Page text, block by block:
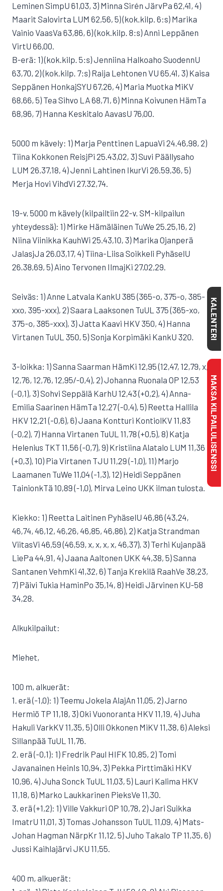
Leminen SimpU 61,03, 3) Minna Sirén JärvPa 62,41, 4)
Maarit Salovirta LUM 62,56, 5) (kok.kilp. 6:s) Marika
Vainio VaasVa 63,86, 6) (kok.kilp. 8:s) Anni Leppänen
VirtU 66,00.
B-erä: 1) (kok.kilp. 5:s) Jenniina Halkoaho SuodennU
63,70, 2) (kok.kilp. 7:s) Raija Lehtonen VU 65,41, 3) Kaisa
Seppänen HonkajSYU 67,26, 4) Maria Muotka MiKV
68,66, 5) Tea Sihvo LA 68,71, 6) Minna Koivunen HämTa
68,96, 7) Hanna Keskitalo AavasU 76,00.
5000 m kävely: 1) Marja Penttinen LapuaVi 24.46,98, 2)
Tiina Kokkonen ReisjPi 25.43,02, 3) Suvi Päällysaho
LUM 26.37,18, 4) Jenni Lahtinen IkurVi 26.59,36, 5)
Merja Hovi VihdVi 27.32,74.
19-v. 5000 m kävely (kilpailtiin 22-v. SM-kilpailun
yhteydessä): 1) Mirke Hämäläinen TuWe 25.25,16, 2)
Niina Viinikka KauhWi 25.43,10, 3) Marika Ojanperä
JalasjJa 26.03,17, 4) Tiina-Liisa Soikkeli PyhäselU
26.38,69, 5) Aino Tervonen IlmajKi 27.02,29.
Seiväs: 1) Anne Latvala KankU 385 (365-o, 375-o, 385-
xxo, 395-xxx), 2) Saara Laaksonen TuUL 375 (365-xo,
375-o, 385-xxx), 3) Jatta Kaavi HKV 350, 4) Hanna
Virtanen TuUL 350, 5) Sonja Korpimäki KankU 320.
3-loikka: 1) Sanna Saarman HämKi 12,95 (12,47, 12,79, x,
12,76, 12,76, 12,95/-0,4), 2) Johanna Ruonala OP 12,53
(-0,1), 3) Sohvi Seppälä KarhU 12,43 (+0,2), 4) Anna-
Emilia Saarinen HämTa 12,27 (-0,4), 5) Reetta Hallila
HKV 12,21 (-0,6), 6) Jaana Kontturi KontiolKV 11,83
(-0,2), 7) Hanna Virtanen TuUL 11,78 (+0,5), 8) Katja
Helenius TKT 11,56 (-0,7), 9) Kristiina Alatalo LUM 11,36
(+0,3), 10) Pia Virtanen TJU 11,29 (-1,0), 11) Marjo
Laamanen TuWe 11,04 (-1,3), 12) Heidi Seppänen
TainionkTä 10,89 (-1,0), Mirva Leino UKK ilman tulosta.
Kiekko: 1) Reetta Laitinen PyhäselU 46,86 (43,24,
46,74, 46,12, 46,26, 46,85, 46,86), 2) Katja Strandman
ViitasVi 46,59 (46,59, x, x, x, x, 46,37), 3) Terhi Kujanpää
LiePa 44,91, 4) Jaana Aaltonen UKK 44,38, 5) Sanna
Santanen VehmKi 41,32, 6) Tanja Krekilä RaahVe 38,23,
7) Päivi Tukia HaminPo 35,14, 8) Heidi Järvinen KU-58
34,28.
Alkukilpailut:
Miehet,
100 m, alkuerät:
1. erä (-1,0): 1) Teemu Jokela AlajAn 11,05, 2) Jarno
Hermiö TP 11,18, 3) Oki Vuonoranta HKV 11,19, 4) Juha
Hakuli VarkKV 11,35, 5) Olli Okkonen MiKV 11,38, 6) Aleksi
Sillanpää TuUL 11,76.
2. erä (-0,1): 1) Fredrik Paul HIFK 10,85, 2) Tomi
Javanainen HeinIs 10,94, 3) Pekka Pirttimäki HKV
10,96, 4) Juha Sonck TuUL 11,03, 5) Lauri Kalima HKV
11,18, 6) Marko Laukkarinen PieksVe 11,30.
3. erä (+1,2): 1) Ville Vakkuri OP 10,78, 2) Jari Suikka
ImatrU 11,01, 3) Tomas Johansson TuUL 11,09, 4) Mats-
Johan Hagman NärpKr 11,12, 5) Juho Takalo TP 11,35, 6)
Jussi Kaihlajärvi JKU 11,55.
400 m, alkuerät:
KALENTERI
MAKSA KILPAILULISENSSI